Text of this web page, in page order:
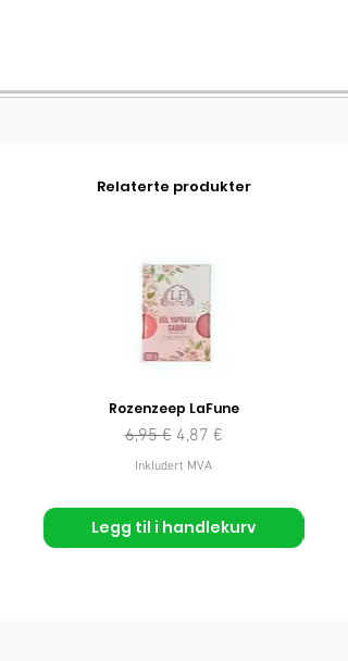
Relaterte produkter
Rozenzeep LaFune
Vanlig pris
6,95 € Salgspris
4,87 €
Inkludert MVA
Legg til i handlekurv